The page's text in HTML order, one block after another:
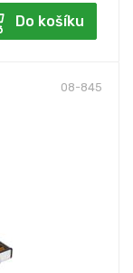
Do košíku
08-845